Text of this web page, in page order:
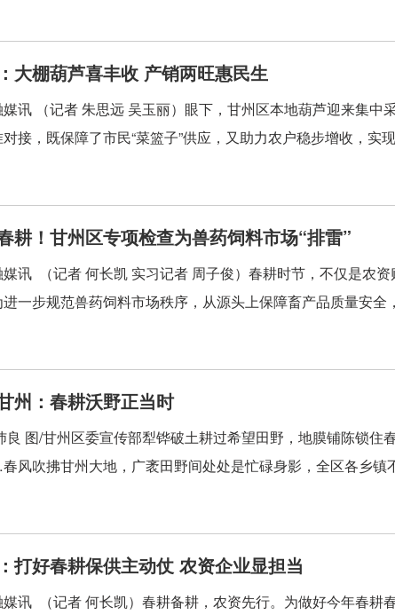
大棚葫芦喜丰收 产销两旺惠民生
讯 （记者 朱思远 吴玉丽）眼下，甘州区本地葫芦迎来集
接，既保障了市民“菜篮子”供应，又助力农户稳步增收，实
耕！甘州区专项检查为兽药饲料市场“排雷”
讯 （记者 何长凯 实习记者 周子俊）春耕时节，不仅是农
一步规范兽药饲料市场秩序，从源头上保障畜产品质量安全
州：春耕沃野正当时
良 图/甘州区委宣传部犁铧破土耕过希望田野，地膜铺陈锁
风吹拂甘州大地，广袤田野间处处是忙碌身影，全区各乡镇
打好春耕保供主动仗 农资企业显担当
讯 （记者 何长凯）春耕备耕，农资先行。为做好今年春耕